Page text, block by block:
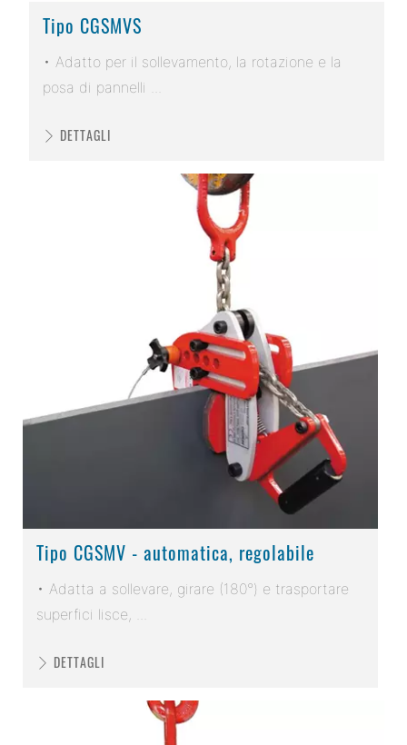
Tipo CGSMVS
• Adatto per il sollevamento, la rotazione e la
posa di pannelli ...
DETTAGLI
Tipo CGSMV - automatica, regolabile
• Adatta a sollevare, girare (180°) e trasportare
superfici lisce, ...
DETTAGLI